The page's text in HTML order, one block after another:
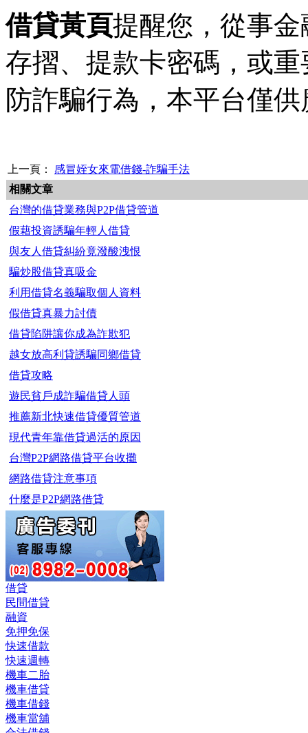
借貸黃頁提醒您，從事
存摺、提款卡密碼，或
防詐騙行為，本平台僅
上一頁： 感冒姪女來電借錢-詐騙手法
相關文章
台灣的借貸業務與P2P借貸管道
假藉投資誘騙年輕人借貸
與友人借貸糾紛竟潑酸洩恨
騙炒股借貸真吸金
利用借貸名義騙取個人資料
假借貸真暴力討債
借貸陷阱讓你成為詐欺犯
越女放高利貸誘騙同鄉借貸
借貸攻略
遊民貧戶成詐騙借貸人頭
推薦新北快速借貸優質管道
現代青年靠借貸過活的原因
台灣P2P網路借貸平台收攤
網路借貸注意事項
什麼是P2P網路借貸
借貸
民間借貸
融資
免押免保
快速借款
快速週轉
機車二胎
機車借貸
機車借錢
機車當舖